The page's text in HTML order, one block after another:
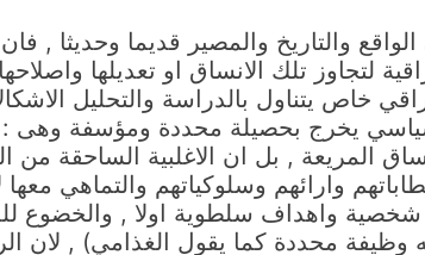
والتاريخ والمصير قديما وحديثا ,
لتجاوز تلك الانساق او تعديلها
يتناول بالدراسة والتحليل
يخرج بحصيلة محددة ومؤسفة وهى :
المريعة , بل ان الاغلبية الساحقة من
وارائهم وسلوكياتهم والتماهي
شخصية واهداف سلطوية اولا , والخضوع
وظيفة محددة كما يقول الغذامي) , لان